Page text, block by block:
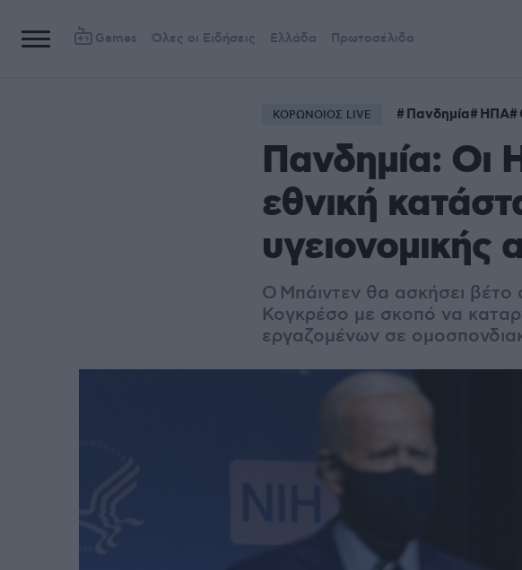
Games Όλες οι Ειδήσεις Ελλάδα Πρωτοσέλιδα
ΚΟΡΩΝΟΙΟΣ LIVE Πανδημία ΗΠΑ
Πανδημία: Οι
εθνική
υγειονομικής
O Μπάιντεν θα ασκήσει βέτο
Κογκρέσο με σκοπό να
εργαζομένων σε